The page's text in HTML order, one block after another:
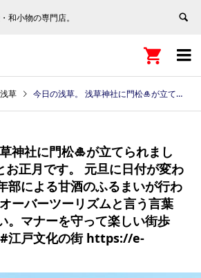
和小物の専門店。


草 今日の浅草。 浅草神社に門松🎍が立てられました。 後7回寝るとお正月です。 元旦に日付が変わる頃から氏子青年部による甘酒のふるまいが行われます。 浅草はオーバーツーリズムと言う言葉に当てはまらない。マナーを守って楽しい街歩き。 #asakusa #江戸文化の街 https://e-asakusa.jp/
神社に門松🎍が立てられまし
お正月です。 元旦に日付が変わ
部による甘酒のふるまいが行わ
ーバーツーリズムと言う言葉
。マナーを守って楽しい街歩
江戸文化の街 https://e-